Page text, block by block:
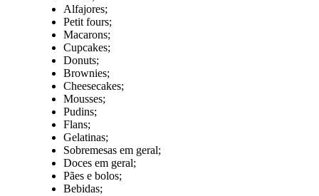
Alfajores;
Petit fours;
Macarons;
Cupcakes;
Donuts;
Brownies;
Cheesecakes;
Mousses;
Pudins;
Flans;
Gelatinas;
Sobremesas em geral;
Doces em geral;
Pães e bolos;
Bebidas;